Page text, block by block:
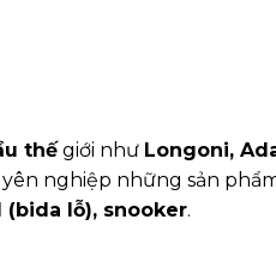
thế giới như Longoni,
nghiệp những sản
(bida lỗ), snooker.